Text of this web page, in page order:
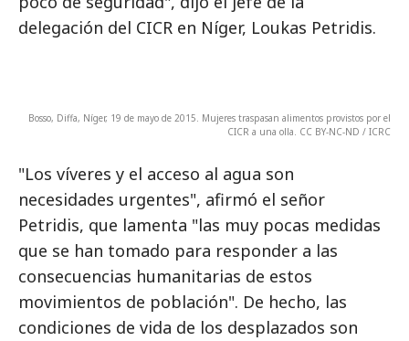
delegación del CICR en Níger, Loukas Petridis.
Bosso, Diffa, Níger, 19 de mayo de 2015. Mujeres traspasan alimentos provistos por el
CICR a una olla. CC BY-NC-ND / ICRC
"Los víveres y el acceso al agua son
necesidades urgentes", afirmó el señor
Petridis, que lamenta "las muy pocas medidas
que se han tomado para responder a las
consecuencias humanitarias de estos
movimientos de población". De hecho, las
condiciones de vida de los desplazados son